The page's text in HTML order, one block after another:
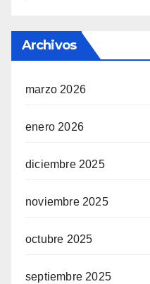
Archivos
marzo 2026
enero 2026
diciembre 2025
noviembre 2025
octubre 2025
septiembre 2025